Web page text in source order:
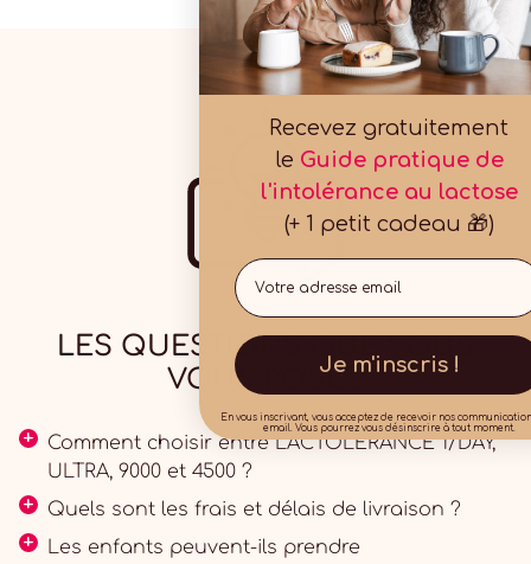
LES QUESTIONS QUE VOUS
VOUS POSEZ
Comment choisir entre LACTOLERANCE 1/DAY,
ULTRA, 9000 et 4500 ?
Quels sont les frais et délais de livraison ?
Les enfants peuvent-ils prendre
Recevez gratuitement
le Guide pratique de
l'intolérance au lactose
(+ 1 petit cadeau 🎁)
Email
Je m'inscris !
En vous inscrivant, vous acceptez de recevoir nos
email. Vous pourrez vous désinscrire à tout moment.